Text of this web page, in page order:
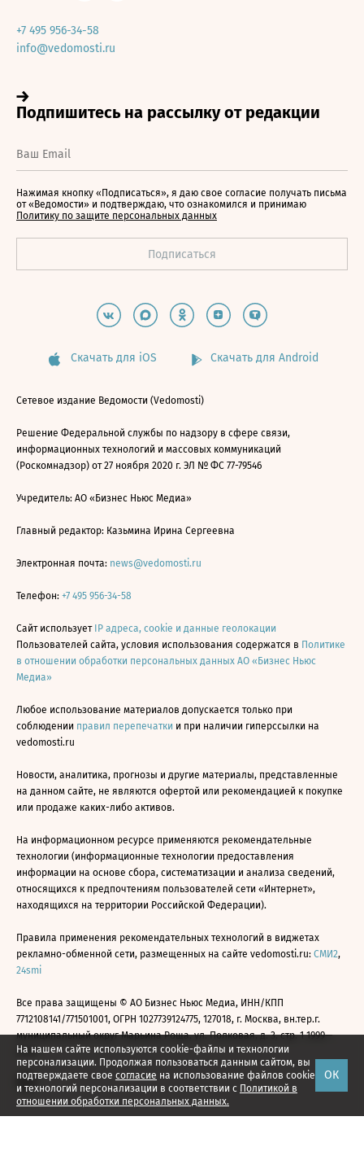
На нашем сайте используются cookie-файлы и технологии
персонализации. Продолжая пользоваться данным сайтом, вы
подтверждаете свое согласие на использование файлов cookie
и технологий персонализации в соответствии с Политикой в
отношении обработки персональных данных.
ОК
+7 495 956-34-58
info@vedomosti.ru
Нажимая кнопку «Подписаться», я даю свое согласие получать письма
от «Ведомости» и подтверждаю, что ознакомился и принимаю
Политику по защите персональных данных
Скачать для iOS Скачать для Android
Сетевое издание Ведомости (Vedomosti)
Решение Федеральной службы по надзору в сфере связи,
информационных технологий и массовых коммуникаций
(Роскомнадзор) от 27 ноября 2020 г. ЭЛ № ФС 77-79546
Учредитель: АО «Бизнес Ньюс Медиа»
Главный редактор: Казьмина Ирина Сергеевна
Электронная почта: news@vedomosti.ru
Телефон: +7 495 956-34-58
Сайт использует IP адреса, cookie и данные геолокации
Пользователей сайта, условия использования содержатся в Политике
в отношении обработки персональных данных АО «Бизнес Ньюс
Медиа»
Любое использование материалов допускается только при
соблюдении правил перепечатки и при наличии гиперссылки на
vedomosti.ru
Новости, аналитика, прогнозы и другие материалы, представленные
на данном сайте, не являются офертой или рекомендацией к покупке
или продаже каких-либо активов.
На информационном ресурсе применяются рекомендательные
технологии (информационные технологии предоставления
информации на основе сбора, систематизации и анализа сведений,
относящихся к предпочтениям пользователей сети «Интернет»,
находящихся на территории Российской Федерации).
Правила применения рекомендательных технологий в виджетах
рекламно-обменной сети, размещенных на сайте vedomosti.ru: СМИ2,
24smi
Все права защищены © АО Бизнес Ньюс Медиа, ИНН/КПП
7712108141/771501001, ОГРН 1027739124775, 127018, г. Москва, вн.тер.г.
муниципальный округ Марьина Роща, ул. Полковая, д. 3, стр. 1 1999—
2026